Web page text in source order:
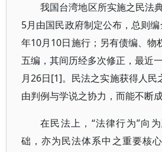
我国台湾地区所实施之民法
5月由国民政府制定公布，总则
年10月10日施行；另有债编、物
五编，其间历经多次修正，最近
月26日[1]。民法之实施获得人民
由判例与学说之协力，而能不断
在民法上，“法律行为”向
础，亦为民法体系中之重要核